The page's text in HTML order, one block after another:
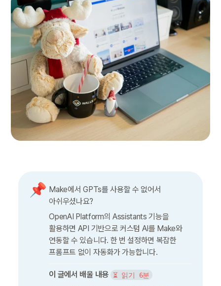
📌 Make에서 GPTs를 사용할 수 없어서
아쉬우셨나요?
OpenAI Platform의 Assistants 기능을
활용하면 API 기반으로 커스텀 AI를 Make와
연동할 수 있습니다. 한 번 설정하면 복잡한
프롬프트 없이 자동화가 가능합니다.
이 글에서 배울 내용 ⏳ 읽기 6분